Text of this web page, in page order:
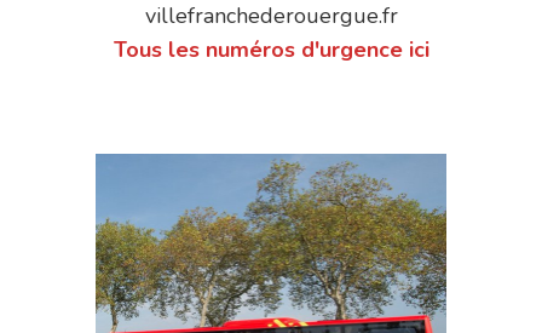
villefranchederouergue.fr
Tous les numéros d'urgence ici